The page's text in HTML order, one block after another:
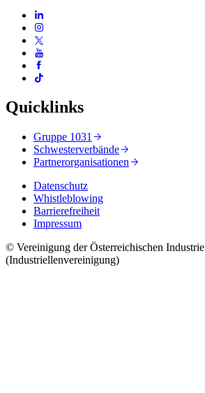
Quicklinks
Gruppe 1031
Schwesterverbände
Partnerorganisationen
Datenschutz
Whistleblowing
Barrierefreiheit
Impressum
© Vereinigung der Österreichischen Industrie
(Industriellenvereinigung)